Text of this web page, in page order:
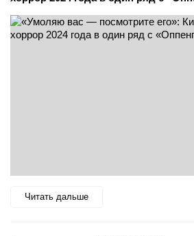
Читать дальше